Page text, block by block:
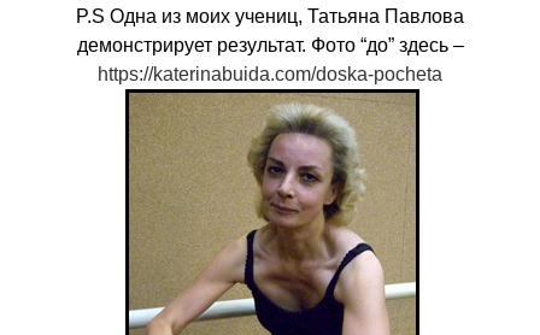
P.S Одна из моих учениц, Татьяна Павлова
демонстрирует результат. Фото “до” здесь –
https://katerinabuida.com/doska-pocheta